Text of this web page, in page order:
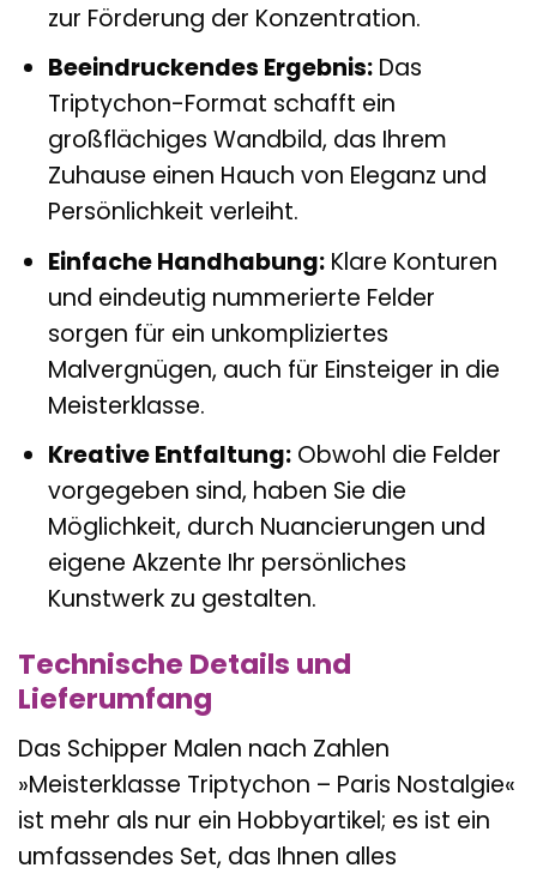
zur Förderung der Konzentration.
Beeindruckendes Ergebnis:Das
Triptychon-Format schafft ein
großflächiges Wandbild, das Ihrem
Zuhause einen Hauch von Eleganz und
Persönlichkeit verleiht.
Einfache Handhabung:Klare Konturen
und eindeutig nummerierte Felder
sorgen für ein unkompliziertes
Malvergnügen, auch für Einsteiger in die
Meisterklasse.
Kreative Entfaltung:Obwohl die Felder
vorgegeben sind, haben Sie die
Möglichkeit, durch Nuancierungen und
eigene Akzente Ihr persönliches
Kunstwerk zu gestalten.
Technische Details und
Lieferumfang
Das Schipper Malen nach Zahlen
»Meisterklasse Triptychon – Paris Nostalgie«
ist mehr als nur ein Hobbyartikel; es ist ein
umfassendes Set, das Ihnen alles